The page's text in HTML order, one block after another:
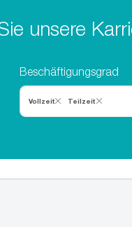
unsere
Beschäftigungsgrad
Vollzeit Teilzeit